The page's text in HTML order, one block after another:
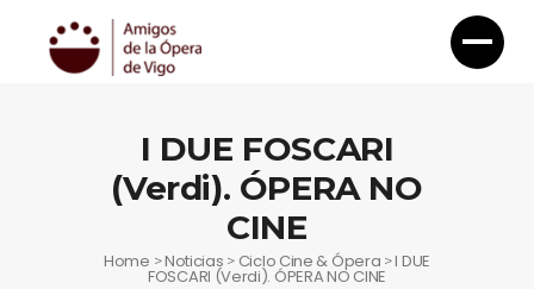
I DUE FOSCARI
(Verdi). ÓPERA NO
CINE
Home >Noticias > Ciclo Cine & Ópera >I DUE
FOSCARI (Verdi). ÓPERA NO CINE